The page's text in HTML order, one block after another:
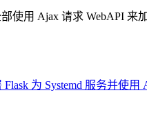
使用 Ajax 请求 WebAPI 来
为 Systemd 服务并使